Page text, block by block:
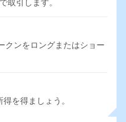
取引します。
クンをロングまたはショー
を得ましょう。